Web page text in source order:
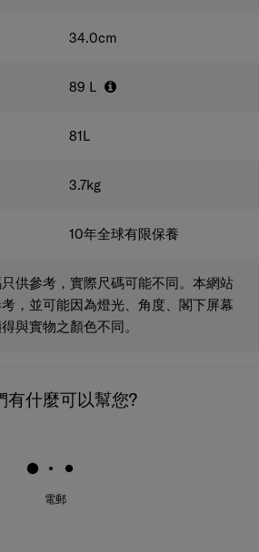
34.0cm
89 L
81L
3.7kg
10年全球有限保養
供參考，實際尺碼可能不同。本網站
，並可能因為燈光、角度、閣下屏幕
與實物之顏色不同。
有什麼可以幫您?
電郵